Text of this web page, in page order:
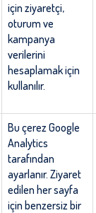
için ziyaretçi,
oturum ve
kampanya
verilerini
hesaplamak için
kullanılır.
Bu çerez Google
Analytics
tarafından
ayarlanır. Ziyaret
edilen her sayfa
için benzersiz bir